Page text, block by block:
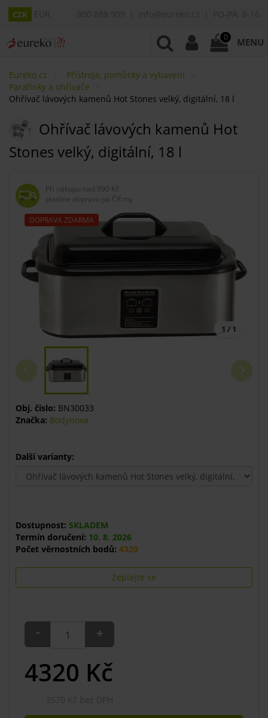
CZK
0 MENU
Eureko.cz
Přístroje, pomůcky a vybavení
Parafínky a ohřívače
Ohřívač lávových kamenů Hot Stones velký, digitální, 18 l
Ohřívač lávových kamenů Hot
Stones velký, digitální, 18 l
Při nákupu nad 990 Kč
platíme dopravu po ČR my
DOPRAVA ZDARMA
1 / 1
Obj. číslo: BN30033
Značka: Bodynova
Další varianty:
Dostupnost: SKLADEM
Termín doručení: 10. 8. 2026
Počet věrnostních bodů: 4320
Zeptejte se
- +
4320 Kč